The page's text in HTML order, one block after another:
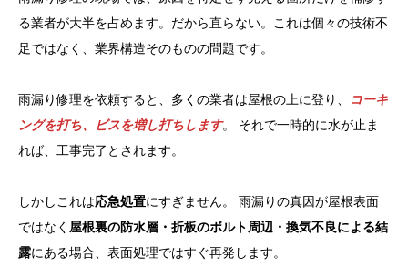
る業者が大半を占めます。だから直らない。これは個々の技術不
足ではなく、業界構造そのものの問題です。
雨漏り修理を依頼すると、多くの業者は屋根の上に登り、
コーキ
ングを打ち、ビスを増し打ちします。 それで一時的に水が止ま
れば、工事完了とされます。
しかしこれは応急処置にすぎません。 雨漏りの真因が屋根表面
ではなく 屋根裏の防水層・折板のボルト周辺・換気不良による結
露にある場合、表面処理ではすぐ再発します。